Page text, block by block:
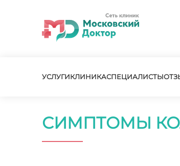
УСЛУГИКЛИНИКАСПЕЦИАЛИСТЫ
СИМПТОМЫ